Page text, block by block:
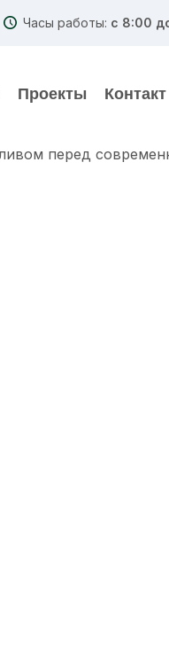
Часы работы: с 8:00
Проекты Контакт